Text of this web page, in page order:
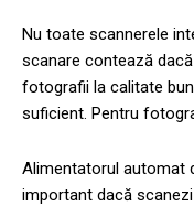
Nu toate scannerele
scanare contează
fotografii la calitate
suficient. Pentru
Alimentatorul automat
important dacă